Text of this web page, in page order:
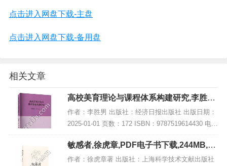
点击进入网盘下载-主盘
点击进入网盘下载-备用盘
相关文章
高校美育理论与课程体系构建研究,李胜男,
PDF电子书网盘下载
作者：李胜男 出版社：经济日报出版社 出版日期：
2025-01-01 页数：172 ISBN：9787519614430 电子
书大小：191MB [高清扫描版PDF格式] 内容简介
《高校美...
敏感者,徐虎章,PDF电子书下载,244MB,网
盘资源
作者：徐虎章著 出版社：上海科学技术文献出版社